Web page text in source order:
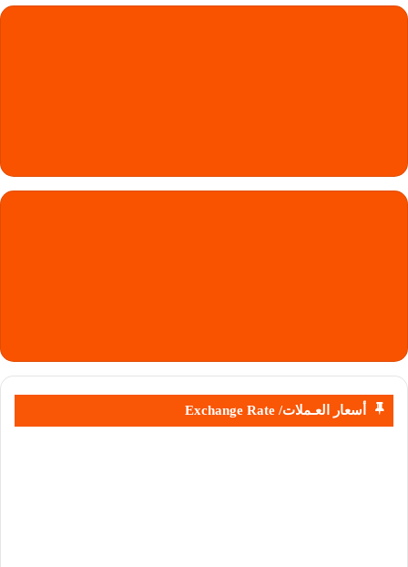
أسعار العـملات/ Exchange Rate